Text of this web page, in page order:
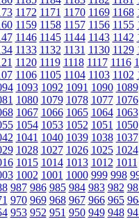
1172 1171 1170 1169 1168
1159 1158 1157 1156 1155
1146 1145 1144 1143 1142
1133 1132 1131 1130 1129
1120 1119 1118 1117 1116
1106 1105 1104 1103 1102
1093 1092 1091 1090 1089
1080 1079 1078 1077 1076
1067 1066 1065 1064 1063
1054 1053 1052 1051 1050
1041 1040 1039 1038 1037
1028 1027 1026 1025 1024
1015 1014 1013 1012 1011
1002 1001 1000 999 998
987 986 985 984 983 982
970 969 968 967 966 965
953 952 951 950 949 948